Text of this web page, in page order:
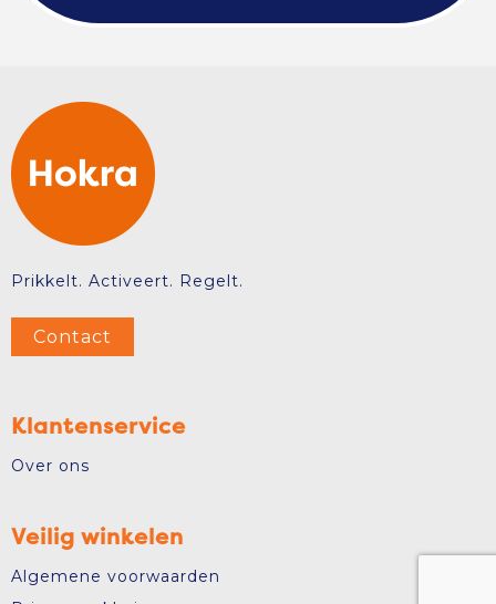
Prikkelt. Activeert. Regelt.
Contact
Klantenservice
Over ons
Veilig winkelen
Algemene voorwaarden